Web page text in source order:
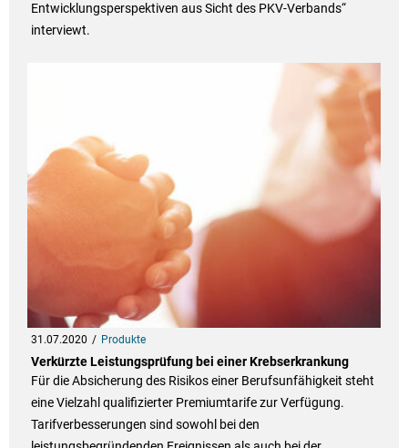
Entwicklungsperspektiven aus Sicht des PKV-Verbands“
interviewt.
31.07.2020 Produkte
Verkürzte Leistungsprüfung bei einer Krebserkrankung
Für die Absicherung des Risikos einer Berufsunfähigkeit steht
eine Vielzahl qualifizierter Premiumtarife zur Verfügung.
Tarifverbesserungen sind sowohl bei den